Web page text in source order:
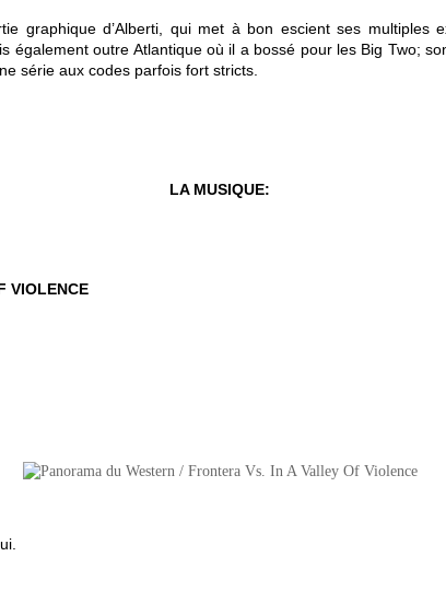
graphique d’Alberti, qui met à bon escient ses multiples
également outre Atlantique où il a bossé pour les Big Two;
série aux codes parfois fort stricts.
LA MUSIQUE:
VIOLENCE